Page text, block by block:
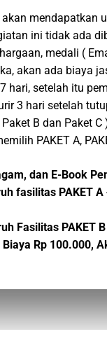
mendapatkan
ini tidak ada
medali (
akan ada biaya
hari, setelah itu
3 hari setelah
B dan Paket C
PAKET A,
dan E-Book
fasilitas PAKET
Fasilitas PAKET B
Biaya Rp 100.000,